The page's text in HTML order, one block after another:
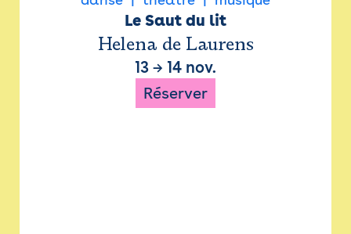
Le Saut du lit
Helena de Laurens
13 → 14 nov.
Réserver